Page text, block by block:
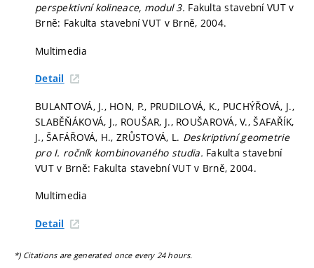
perspektivní kolineace, modul 3. Fakulta stavební VUT v
Brně: Fakulta stavební VUT v Brně, 2004.
Multimedia
Detail
BULANTOVÁ, J., HON, P., PRUDILOVÁ, K., PUCHÝŘOVÁ, J.,
SLABĚŇÁKOVÁ, J., ROUŠAR, J., ROUŠAROVÁ, V., ŠAFAŘÍK,
J., ŠAFÁŘOVÁ, H., ZRŮSTOVÁ, L. Deskriptivní geometrie
pro I. ročník kombinovaného studia. Fakulta stavební
VUT v Brně: Fakulta stavební VUT v Brně, 2004.
Multimedia
Detail
*) Citations are generated once every 24 hours.